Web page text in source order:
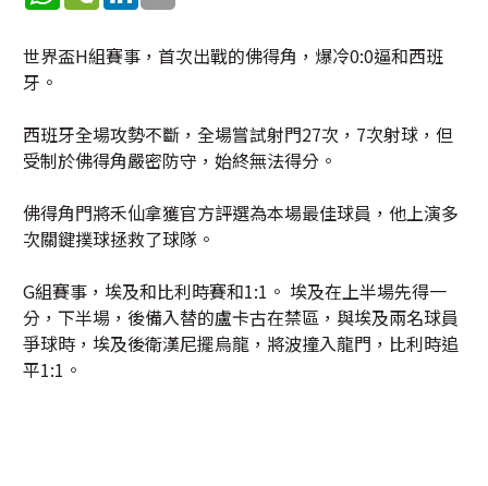
世界盃H組賽事，首次出戰的佛得角，爆冷0:0逼和西班
牙。
西班牙全場攻勢不斷，全場嘗試射門27次，7次射球，但
受制於佛得角嚴密防守，始終無法得分。
佛得角門將禾仙拿獲官方評選為本場最佳球員，他上演多
次關鍵撲球拯救了球隊。
G組賽事，埃及和比利時賽和1:1。 埃及在上半場先得一
分，下半場，後備入替的盧卡古在禁區，與埃及兩名球員
爭球時，埃及後衛漢尼擺烏龍，將波撞入龍門，比利時追
平1:1。